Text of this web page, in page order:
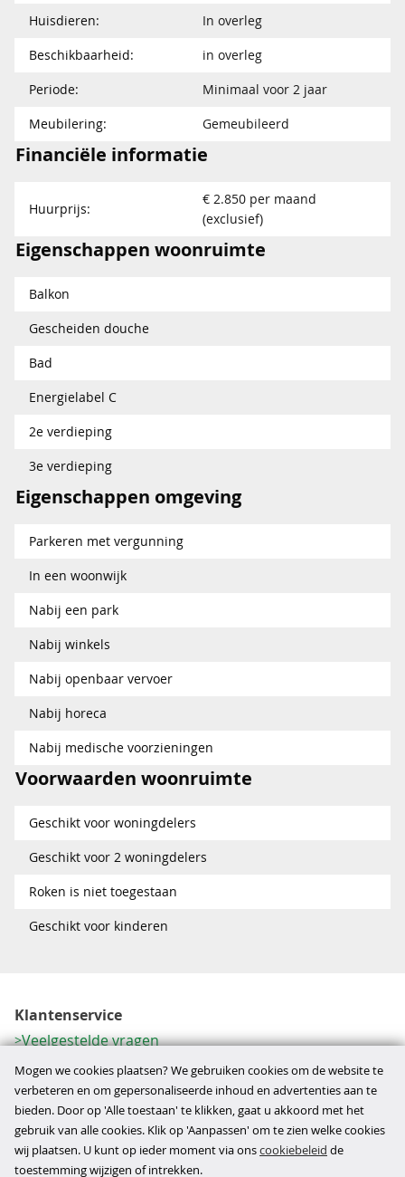
Huisdieren:
In overleg
Beschikbaarheid:
in overleg
Periode:
Minimaal voor 2 jaar
Meubilering:
Gemeubileerd
Financiële informatie
Huurprijs:
€ 2.850 per maand
(exclusief)
Eigenschappen woonruimte
Balkon
Gescheiden douche
Bad
Energielabel C
2e verdieping
3e verdieping
Eigenschappen omgeving
Parkeren met vergunning
In een woonwijk
Nabij een park
Nabij winkels
Nabij openbaar vervoer
Nabij horeca
Nabij medische voorzieningen
Voorwaarden woonruimte
Geschikt voor woningdelers
Geschikt voor 2 woningdelers
Roken is niet toegestaan
Geschikt voor kinderen
Klantenservice
Veelgestelde vragen
Contactformulier
Herroeping
Over ons
Bedrijfsgegevens
Werkwijze
Mogen we cookies plaatsen? We gebruiken cookies om de website te
verbeteren en om gepersonaliseerde inhoud en advertenties aan te
bieden. Door op 'Alle toestaan' te klikken, gaat u akkoord met het
gebruik van alle cookies. Klik op 'Aanpassen' om te zien welke cookies
wij plaatsen. U kunt op ieder moment via onscookiebeleid de
toestemming wijzigen of intrekken.